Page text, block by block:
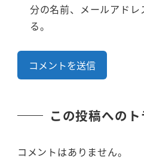
分の名前、メールアド
る。
この投稿への
コメントはありません。